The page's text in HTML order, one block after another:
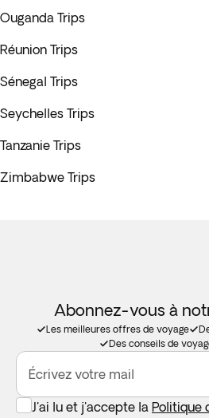
Ouganda Trips
Réunion Trips
Sénegal Trips
Seychelles Trips
Tanzanie Trips
Zimbabwe Trips
Abonnez-vous à
Les meilleures offres de voyage
Des conseils de
Écrivez votre mail
J'ai lu et j'accepte la Politique